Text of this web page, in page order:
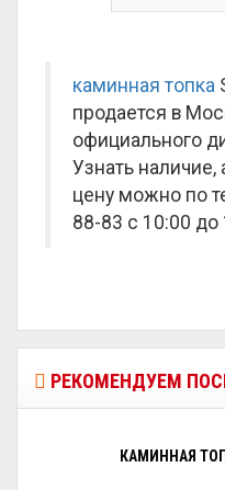
каминная топка
продается в
официального
Узнать наличие,
цену можно по
88-83 с 10:00
РЕКОМЕНДУЕМ
КАМИННАЯ